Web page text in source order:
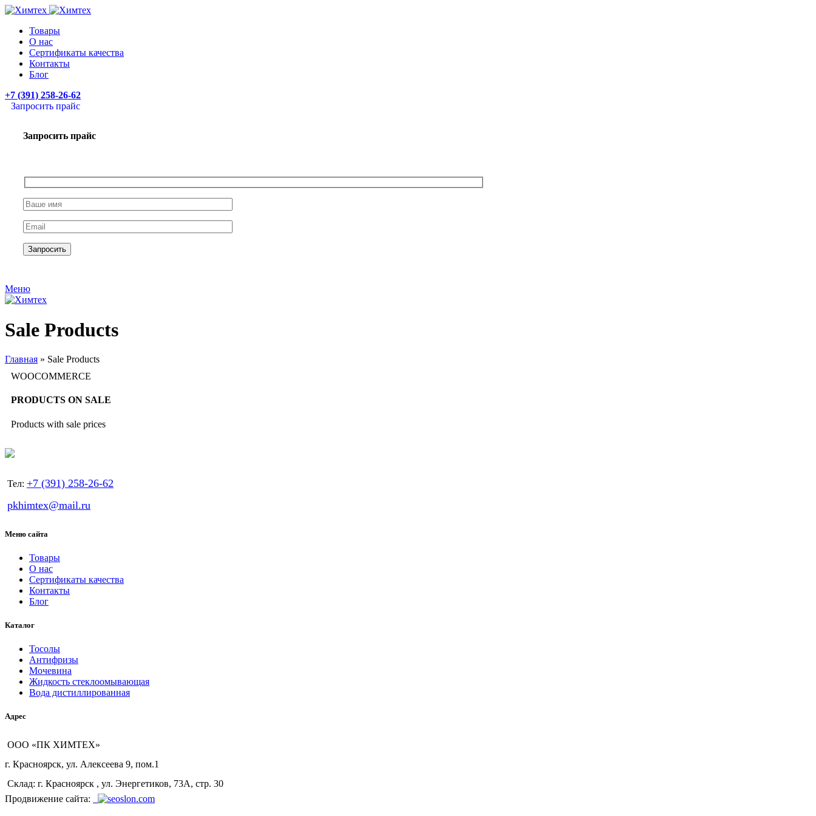
Товары
О нас
Сертификаты качества
Контакты
Блог
+7 (391) 258-26-62
Запросить прайс
Запросить прайс
Меню
Sale Products
Главная » Sale Products
WOOCOMMERCE
PRODUCTS ON SALE
Products with sale prices
Тел: +7 (391) 258-26-62
pkhimtex@mail.ru
Меню сайта
Товары
О нас
Сертификаты качества
Контакты
Блог
Каталог
Тосолы
Антифризы
Мочевина
Жидкость стеклоомывающая
Вода дистиллированная
Адрес
ООО «ПК ХИМТЕХ»
г. Красноярск, ул. Алексеева 9, пом.1
Склад: г. Красноярск , ул. Энергетиков, 73А, стр. 30
Продвижение сайта: